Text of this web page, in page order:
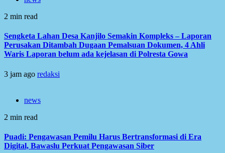
2 min read
Sengketa Lahan Desa Kanjilo Semakin Kompleks – Laporan
Perusakan Ditambah Dugaan Pemalsuan Dokumen, 4 Ahli
Waris Laporan belum ada kejelasan di Polresta Gowa
3 jam ago redaksi
news
2 min read
Puadi: Pengawasan Pemilu Harus Bertransformasi di Era
Digital, Bawaslu Perkuat Pengawasan Siber